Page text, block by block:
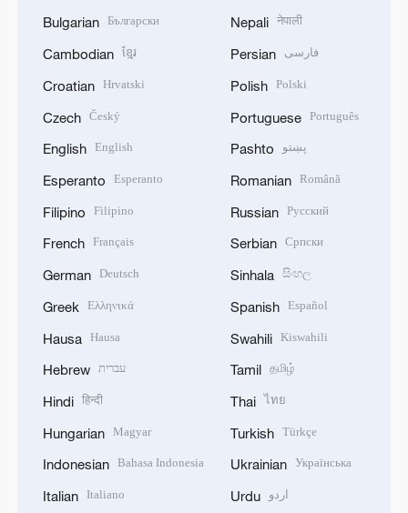
Bulgarian Български
Cambodian ខ្មែរ
Croatian Hrvatski
Czech Český
English English
Esperanto Esperanto
Filipino Filipino
French Français
German Deutsch
Greek Ελληνικά
Hausa Hausa
Hebrew עברית
Hindi हिन्दी
Hungarian Magyar
Indonesian Bahasa Indonesia
Italian Italiano
Nepali नेपाली
Persian فارسی
Polish Polski
Portuguese Português
Pashto پښتو
Romanian Română
Russian Русский
Serbian Српски
Sinhala සිංහල
Spanish Español
Swahili Kiswahili
Tamil தமிழ்
Thai ไทย
Turkish Türkçe
Ukrainian Українська
Urdu اردو